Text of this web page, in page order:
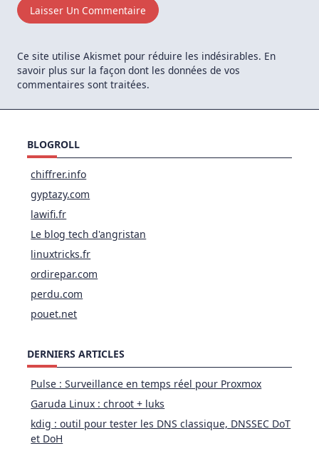
Ce site utilise Akismet pour réduire les indésirables. En
savoir plus sur la façon dont les données de vos
commentaires sont traitées.
BLOGROLL
chiffrer.info
gyptazy.com
lawifi.fr
Le blog tech d'angristan
linuxtricks.fr
ordirepar.com
perdu.com
pouet.net
DERNIERS ARTICLES
Pulse : Surveillance en temps réel pour Proxmox
Garuda Linux : chroot + luks
kdig : outil pour tester les DNS classique, DNSSEC DoT
et DoH